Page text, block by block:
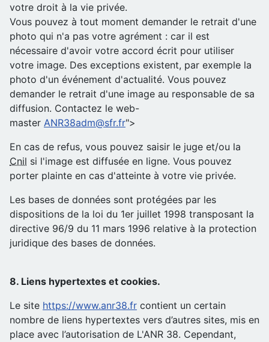
votre droit à la vie privée.
Vous pouvez à tout moment demander le retrait d'une
photo qui n'a pas votre agrément : car il est
nécessaire d'avoir votre accord écrit pour utiliser
votre image. Des exceptions existent, par exemple la
photo d'un événement d'actualité. Vous pouvez
demander le retrait d'une image au responsable de sa
diffusion. Contactez le web-
master ANR38adm@sfr.fr">
En cas de refus, vous pouvez saisir le juge et/ou la
Cnil si l'image est diffusée en ligne. Vous pouvez
porter plainte en cas d'atteinte à votre vie privée.
Les bases de données sont protégées par les
dispositions de la loi du 1er juillet 1998 transposant la
directive 96/9 du 11 mars 1996 relative à la protection
juridique des bases de données.
8. Liens hypertextes et cookies.
Le site https://www.anr38.fr contient un certain
nombre de liens hypertextes vers d’autres sites, mis en
place avec l’autorisation de L'ANR 38. Cependant,